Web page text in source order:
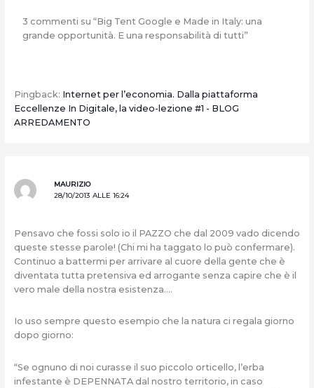
3 commenti su “Big Tent Google e Made in Italy: una
grande opportunità. E una responsabilità di tutti”
Pingback: Internet per l’economia. Dalla piattaforma
Eccellenze In Digitale, la video-lezione #1 - BLOG
ARREDAMENTO
MAURIZIO
28/10/2013 ALLE 16:24
Pensavo che fossi solo io il PAZZO che dal 2009 vado dicendo
queste stesse parole! (Chi mi ha taggato lo può confermare).
Continuo a battermi per arrivare al cuore della gente che è
diventata tutta pretensiva ed arrogante senza capire che è il
vero male della nostra esistenza….
Io uso sempre questo esempio che la natura ci regala giorno
dopo giorno:
“Se ognuno di noi curasse il suo piccolo orticello, l’erba
infestante è DEPENNATA dal nostro territorio, in caso